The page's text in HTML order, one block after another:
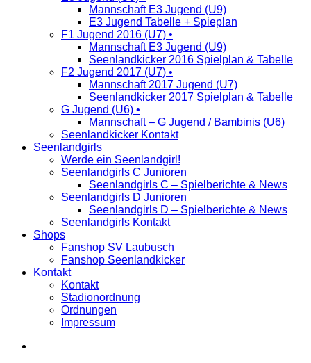
Mannschaft E3 Jugend (U9)
E3 Jugend Tabelle + Spieplan
F1 Jugend 2016 (U7) •
Mannschaft E3 Jugend (U9)
Seenlandkicker 2016 Spielplan & Tabelle
F2 Jugend 2017 (U7) •
Mannschaft 2017 Jugend (U7)
Seenlandkicker 2017 Spielplan & Tabelle
G Jugend (U6) •
Mannschaft – G Jugend / Bambinis (U6)
Seenlandkicker Kontakt
Seenlandgirls
Werde ein Seenlandgirl!
Seenlandgirls C Junioren
Seenlandgirls C – Spielberichte & News
Seenlandgirls D Junioren
Seenlandgirls D – Spielberichte & News
Seenlandgirls Kontakt
Shops
Fanshop SV Laubusch
Fanshop Seenlandkicker
Kontakt
Kontakt
Stadionordnung
Ordnungen
Impressum